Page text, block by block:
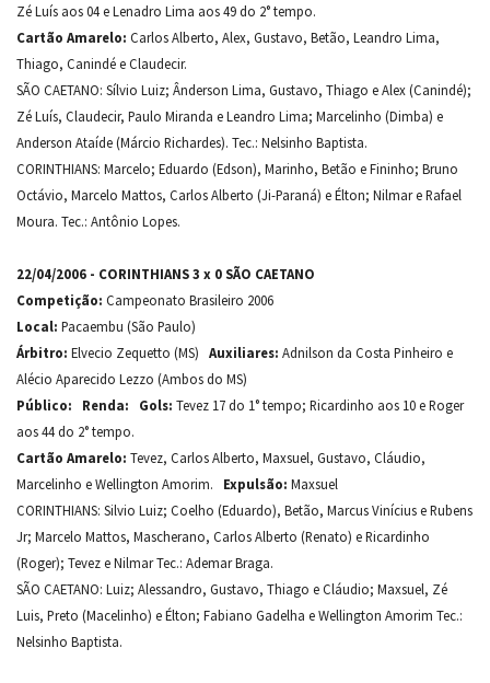
Zé Luís aos 04 e Lenadro Lima aos 49 do 2° tempo.
Cartão Amarelo: Carlos Alberto, Alex, Gustavo, Betão, Leandro Lima,
Thiago, Canindé e Claudecir.
SÃO CAETANO: Sílvio Luiz; Ânderson Lima, Gustavo, Thiago e Alex (Canindé);
Zé Luís, Claudecir, Paulo Miranda e Leandro Lima; Marcelinho (Dimba) e
Anderson Ataíde (Márcio Richardes). Tec.: Nelsinho Baptista.
CORINTHIANS: Marcelo; Eduardo (Edson), Marinho, Betão e Fininho; Bruno
Octávio, Marcelo Mattos, Carlos Alberto (Ji-Paraná) e Élton; Nilmar e Rafael
Moura. Tec.: Antônio Lopes.
22/04/2006 - CORINTHIANS 3 x 0 SÃO CAETANO
Competição: Campeonato Brasileiro 2006
Local: Pacaembu (São Paulo)
Árbitro: Elvecio Zequetto (MS) Auxiliares: Adnilson da Costa Pinheiro e
Alécio Aparecido Lezzo (Ambos do MS)
Público:
Renda: Gols: Tevez 17 do 1° tempo; Ricardinho aos 10 e Roger
aos 44 do 2° tempo.
Cartão Amarelo: Tevez, Carlos Alberto, Maxsuel, Gustavo, Cláudio,
Marcelinho e Wellington Amorim. Expulsão: Maxsuel
CORINTHIANS: Silvio Luiz; Coelho (Eduardo), Betão, Marcus Vinícius e Rubens
Jr; Marcelo Mattos, Mascherano, Carlos Alberto (Renato) e Ricardinho
(Roger); Tevez e Nilmar Tec.: Ademar Braga.
SÃO CAETANO: Luiz; Alessandro, Gustavo, Thiago e Cláudio; Maxsuel, Zé
Luis, Preto (Macelinho) e Élton; Fabiano Gadelha e Wellington Amorim Tec.:
Nelsinho Baptista.